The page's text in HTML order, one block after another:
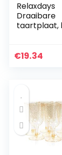
Relaxdays
Draaibare
taartplaat,
€19.34